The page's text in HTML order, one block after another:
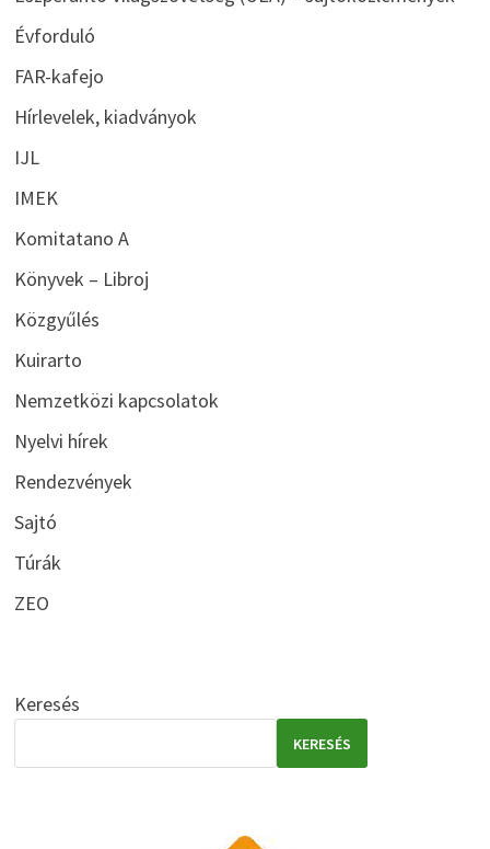
Évforduló
FAR-kafejo
Hírlevelek, kiadványok
IJL
IMEK
Komitatano A
Könyvek – Libroj
Közgyűlés
Kuirarto
Nemzetközi kapcsolatok
Nyelvi hírek
Rendezvények
Sajtó
Túrák
ZEO
Keresés
KERESÉS